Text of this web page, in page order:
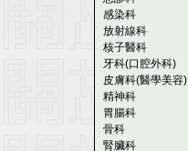
感染科
放射線科
核子醫科
牙科(口腔外科)
皮膚科(醫學美容)
精神科
胃腸科
骨科
腎臟科